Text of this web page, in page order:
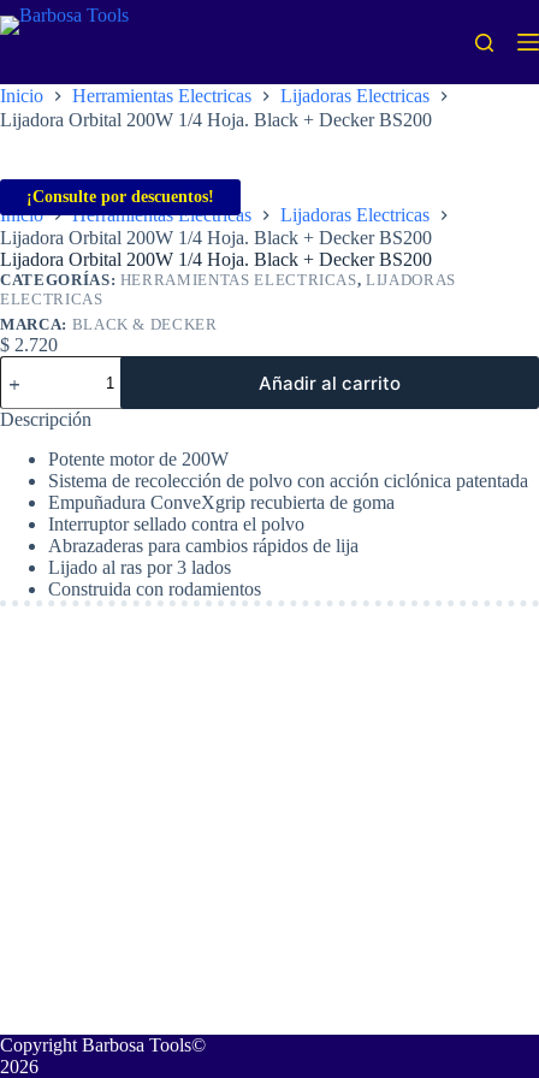
Saltar
al
Inicio Herramientas Electricas
Lijadoras Electricas
Lijadora Orbital 200W 1/4 Hoja. Black + Decker BS200
¡Consulte por descuentos!
Inicio Herramientas Electricas
Lijadoras Electricas
Lijadora Orbital 200W 1/4 Hoja. Black + Decker BS200
Lijadora Orbital 200W 1/4 Hoja. Black + Decker BS200
CATEGORÍAS: HERRAMIENTAS ELECTRICAS,LIJADORAS
ELECTRICAS
MARCA: BLACK & DECKER
$ 2.720
Lijadora
Orbital
200W
1/4
Black
Decker
BS200
cantidad
Añadir al carrito
Descripción
Potente motor de 200W
Sistema de recolección de polvo con acción ciclónica patentada
Empuñadura ConveXgrip recubierta de goma
Interruptor sellado contra el polvo
Abrazaderas para cambios rápidos de lija
Lijado al ras por 3 lados
Construida con rodamientos
Copyright Barbosa Tools©
2026